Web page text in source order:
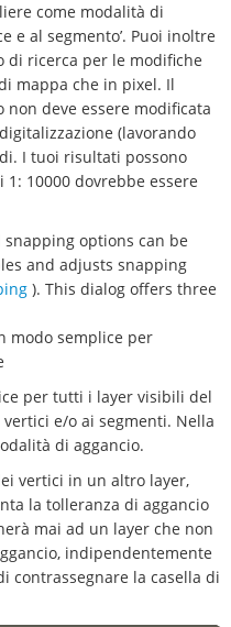
come modalità di
e al segmento’. Puoi inoltre
di ricerca per le modifiche
mappa che in pixel. Il
deve essere modificata
(lavorando
I tuoi risultati possono
10000 dovrebbe essere
options can be
and adjusts snapping
). This dialog offers three
modo semplice per
per tutti i layer visibili del
e/o ai segmenti. Nella
di aggancio.
vertici in un altro layer,
la tolleranza di aggancio
mai ad un layer che non
indipendentemente
contrassegnare la casella di